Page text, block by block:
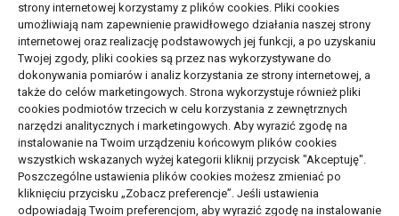
strony internetowej korzystamy z plików cookies. Pliki cookies
umożliwiają nam zapewnienie prawidłowego działania naszej strony
internetowej oraz realizację podstawowych jej funkcji, a po uzyskaniu
Twojej zgody, pliki cookies są przez nas wykorzystywane do
dokonywania pomiarów i analiz korzystania ze strony internetowej, a
także do celów marketingowych. Strona wykorzystuje również pliki
cookies podmiotów trzecich w celu korzystania z zewnętrznych
narzędzi analitycznych i marketingowych. Aby wyrazić zgodę na
instalowanie na Twoim urządzeniu końcowym plików cookies
wszystkich wskazanych wyżej kategorii kliknij przycisk "Akceptuję".
Poszczególne ustawienia plików cookies możesz zmieniać po
kliknięciu przycisku „Zobacz preferencje”. Jeśli ustawienia
odpowiadają Twoim preferencjom, aby wyrazić zgodę na instalowanie
Kod blokady a wymiana baterii lub
ekranu
05/08/2026
Wskaźniki rozpoznawalności marki:
co mierzyć
06/07/2026